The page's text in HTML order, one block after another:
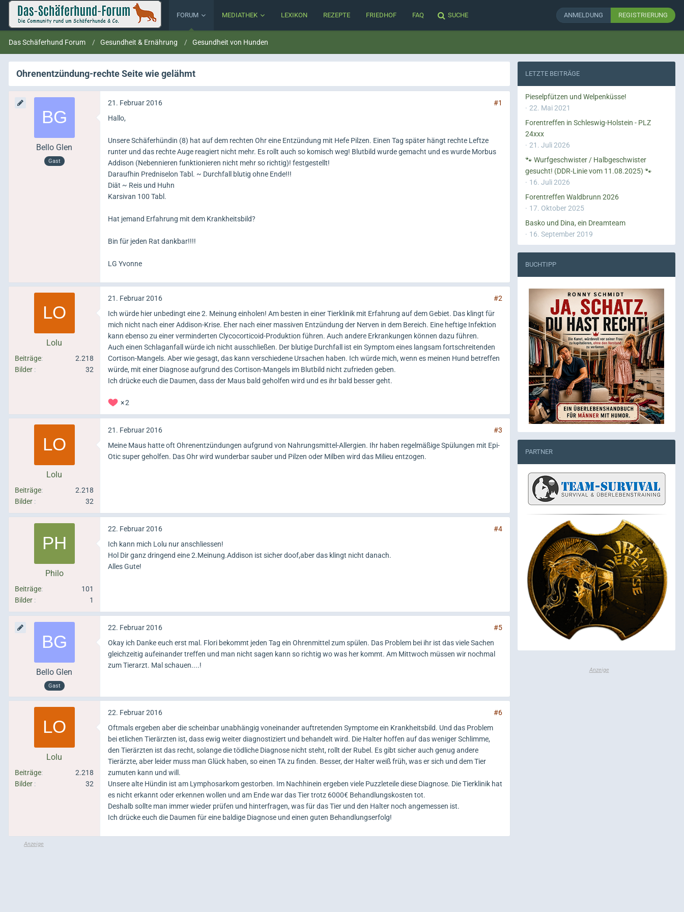
FORUM MEDIATHEK LEXIKON REZEPTE FRIEDHOF FAQ SUCHE ANMELDUNG REGISTRIERUNG
Das Schäferhund Forum Gesundheit & Ernährung Gesundheit von Hunden
Ohrenentzündung-rechte Seite wie gelähmt
Bello Glen
Gast
21. Februar 2016
#1
Hallo,
Unsere Schäferhündin (8) hat auf dem rechten Ohr eine Entzündung mit Hefe Pilzen. Einen Tag später hängt rechte Leftze
runter und das rechte Auge reagiert nicht mehr. Es rollt auch so komisch weg! Blutbild wurde gemacht und es wurde Morbus
Addison (Nebennieren funktionieren nicht mehr so richtig)! festgestellt!
Daraufhin Predniselon Tabl. ~ Durchfall blutig ohne Ende!!!
Diät ~ Reis und Huhn
Karsivan 100 Tabl.
Hat jemand Erfahrung mit dem Krankheitsbild?
Bin für jeden Rat dankbar!!!!
LG Yvonne
Lolu
Beiträge
2.218
Bilder
32
21. Februar 2016
#2
Ich würde hier unbedingt eine 2. Meinung einholen! Am besten in einer Tierklinik mit Erfahrung auf dem Gebiet. Das klingt für
mich nicht nach einer Addison-Krise. Eher nach einer massiven Entzündung der Nerven in dem Bereich. Eine heftige Infektion
kann ebenso zu einer verminderten Clycocorticoid-Produktion führen. Auch andere Erkrankungen können dazu führen.
Auch einen Schlaganfall würde ich nicht ausschließen. Der blutige Durchfall ist ein Symptom eines langsam fortschreitenden
Cortison-Mangels. Aber wie gesagt, das kann verschiedene Ursachen haben. Ich würde mich, wenn es meinen Hund betreffen
würde, mit einer Diagnose aufgrund des Cortison-Mangels im Blutbild nicht zufrieden geben.
Ich drücke euch die Daumen, dass der Maus bald geholfen wird und es ihr bald besser geht.
2
Lolu
Beiträge
2.218
Bilder
32
21. Februar 2016
#3
Meine Maus hatte oft Ohrenentzündungen aufgrund von Nahrungsmittel-Allergien. Ihr haben regelmäßige Spülungen mit Epi-
Otic super geholfen. Das Ohr wird wunderbar sauber und Pilzen oder Milben wird das Milieu entzogen.
Philo
Beiträge
101
Bilder
1
22. Februar 2016
#4
Ich kann mich Lolu nur anschliessen!
Hol Dir ganz dringend eine 2.Meinung.Addison ist sicher doof,aber das klingt nicht danach.
Alles Gute!
Bello Glen
Gast
22. Februar 2016
#5
Okay ich Danke euch erst mal. Flori bekommt jeden Tag ein Ohrenmittel zum spülen. Das Problem bei ihr ist das viele Sachen
gleichzeitig aufeinander treffen und man nicht sagen kann so richtig wo was her kommt. Am Mittwoch müssen wir nochmal
zum Tierarzt. Mal schauen....!
Lolu
Beiträge
2.218
Bilder
32
22. Februar 2016
#6
Oftmals ergeben aber die scheinbar unabhängig voneinander auftretenden Symptome ein Krankheitsbild. Und das Problem
bei etlichen Tierärzten ist, dass ewig weiter diagnostiziert und behandelt wird. Die Halter hoffen auf das weniger Schlimme,
den Tierärzten ist das recht, solange die tödliche Diagnose nicht steht, rollt der Rubel. Es gibt sicher auch genug andere
Tierärzte, aber leider muss man Glück haben, so einen TA zu finden. Besser, der Halter weiß früh, was er sich und dem Tier
zumuten kann und will.
Unsere alte Hündin ist am Lymphosarkom gestorben. Im Nachhinein ergeben viele Puzzleteile diese Diagnose. Die Tierklinik hat
es nicht erkannt oder erkennen wollen und am Ende war das Tier trotz 6000€ Behandlungskosten tot.
Deshalb sollte man immer wieder prüfen und hinterfragen, was für das Tier und den Halter noch angemessen ist.
Ich drücke euch die Daumen für eine baldige Diagnose und einen guten Behandlungserfolg!
LETZTE BEITRÄGE
Pieselpfützen und Welpenküsse!
22. Mai 2021
Forentreffen in Schleswig-Holstein - PLZ
24xxx
21. Juli 2026
🐾 Wurfgeschwister / Halbgeschwister
gesucht! (DDR-Linie vom 11.08.2025) 🐾
16. Juli 2026
Forentreffen Waldbrunn 2026
17. Oktober 2025
Basko und Dina, ein Dreamteam
16. September 2019
BUCHTIPP
PARTNER